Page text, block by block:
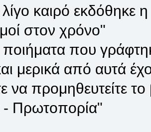
καιρό εκδόθηκε
στον χρόνο"
ποιήματα που
μερικά από αυτά
να προμηθευτείτε
- Πρωτοπορία"